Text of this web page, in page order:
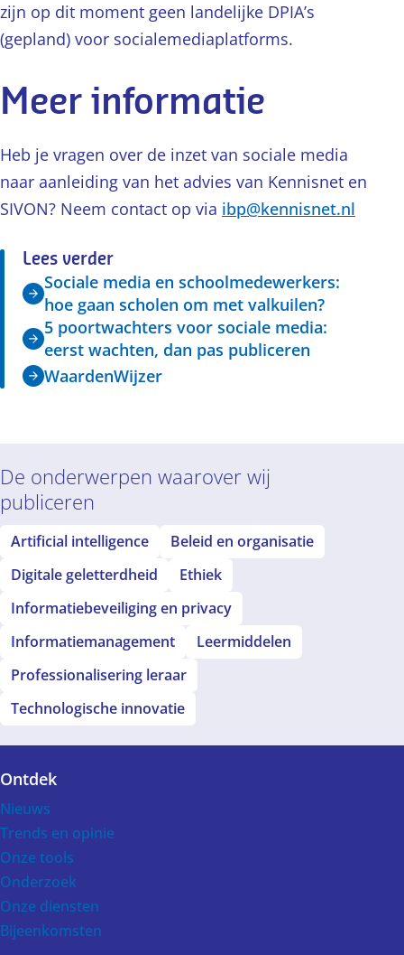
zijn op dit moment geen landelijke DPIA’s
(gepland) voor socialemediaplatforms.
Meer informatie
Heb je vragen over de inzet van sociale media
naar aanleiding van het advies van Kennisnet en
SIVON? Neem contact op via ibp@kennisnet.nl
Lees verder
Sociale media en schoolmedewerkers:
hoe gaan scholen om met valkuilen?
5 poortwachters voor sociale media:
eerst wachten, dan pas publiceren
WaardenWijzer
De onderwerpen waarover wij
publiceren
Artificial intelligence
Beleid en organisatie
Digitale geletterdheid
Ethiek
Informatiebeveiliging en privacy
Informatiemanagement
Leermiddelen
Professionalisering leraar
Technologische innovatie
Voet
Ontdek
Nieuws
Trends en opinie
Onze tools
Onderzoek
Onze diensten
Bijeenkomsten